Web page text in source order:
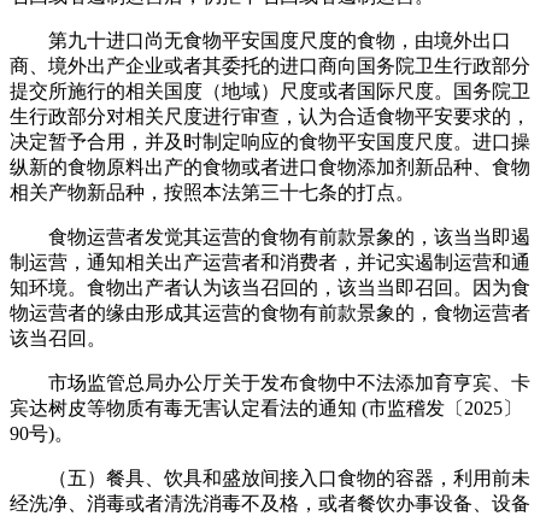
第九十进口尚无食物平安国度尺度的食物，由境外出口
商、境外出产企业或者其委托的进口商向国务院卫生行政部分
提交所施行的相关国度（地域）尺度或者国际尺度。国务院卫
生行政部分对相关尺度进行审查，认为合适食物平安要求的，
决定暂予合用，并及时制定响应的食物平安国度尺度。进口操
纵新的食物原料出产的食物或者进口食物添加剂新品种、食物
相关产物新品种，按照本法第三十七条的打点。
食物运营者发觉其运营的食物有前款景象的，该当当即遏
制运营，通知相关出产运营者和消费者，并记实遏制运营和通
知环境。食物出产者认为该当召回的，该当当即召回。因为食
物运营者的缘由形成其运营的食物有前款景象的，食物运营者
该当召回。
市场监管总局办公厅关于发布食物中不法添加育亨宾、卡
宾达树皮等物质有毒无害认定看法的通知 (市监稽发〔2025〕
90号)。
（五）餐具、饮具和盛放间接入口食物的容器，利用前未
经洗净、消毒或者清洗消毒不及格，或者餐饮办事设备、设备